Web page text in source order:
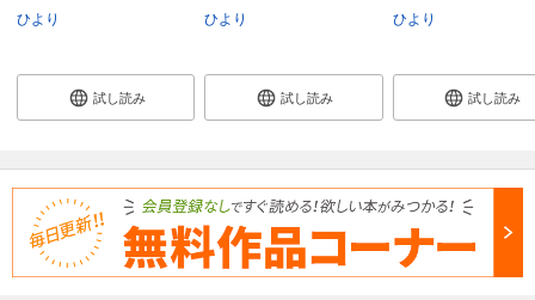
ひより
試し読み
ひより
試し読み
ひより
試し読み